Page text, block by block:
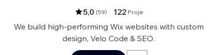
5,0 (59) 122 Proje
We build high-performing Wix websites with custom
design, Velo Code & SEO.